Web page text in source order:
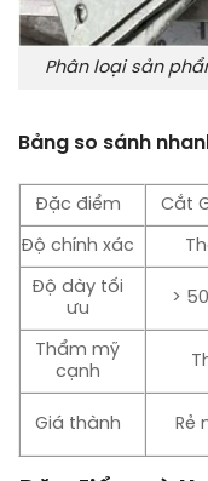
Phân loại sản
Bảng so sánh
Đặc điểm Cắt
Độ chính xác
Độ dày tối
ưu
>
Thẩm mỹ
cạnh
Giá thành Rẻ